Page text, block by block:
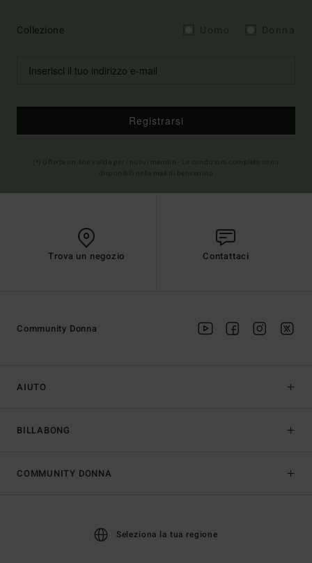
Collezione
Registrarsi
Trova un negozio Contattaci
AIUTO
BILLABONG
Community Donna
COMMUNITY DONNA
Seleziona la tua regione